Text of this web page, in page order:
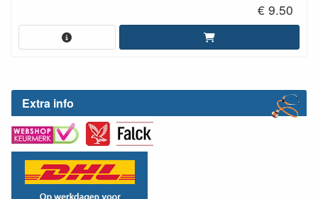
Extra info
€ 9.50